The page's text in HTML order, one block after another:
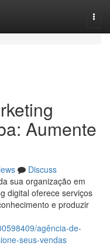
Aumente
Discuss
sua organização em
digital oferece serviços
e produzir
agência-de-
seus-vendas